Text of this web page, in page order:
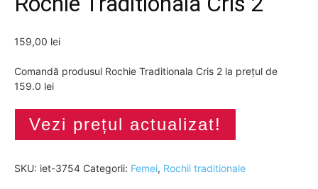
159,00 lei
Comandă produsul Rochie Traditionala Cris 2 la prețul de
159.0 lei
Vezi prețul actualizat!
SKU: iet-3754 Categorii: Femei, Rochii traditionale